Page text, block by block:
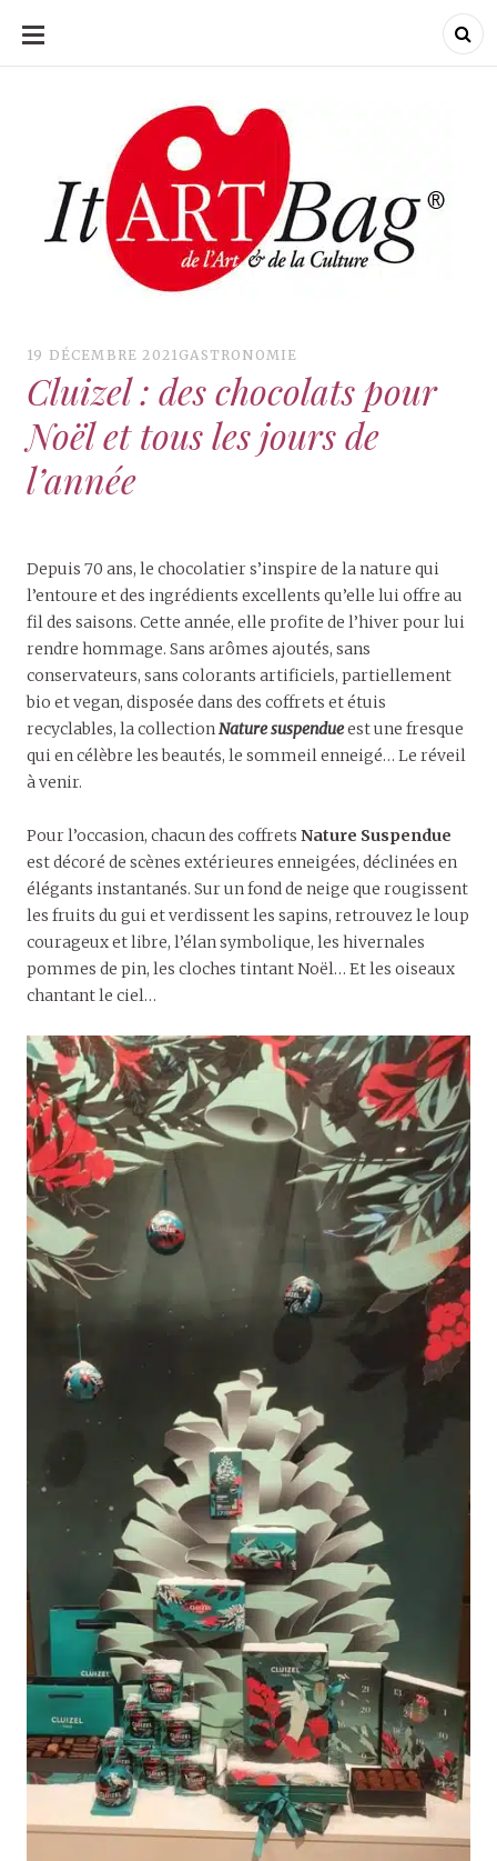
ALLER
CONTENU
ItArtBag
ItArtBag
19 DÉCEMBRE 2021 GASTRONOMIE
Cluizel : des chocolats pour
Noël et tous les jours de
l’année
Depuis 70 ans, le chocolatier s’inspire de la nature qui
l’entoure et des ingrédients excellents qu’elle lui offre au
fil des saisons. Cette année, elle profite de l’hiver pour lui
rendre hommage. Sans arômes ajoutés, sans
conservateurs, sans colorants artificiels, partiellement
bio et vegan, disposée dans des coffrets et étuis
recyclables, la collectionNature suspendueest une fresque
qui en célèbre les beautés, le sommeil enneigé… Le réveil
à venir.
Pour l’occasion, chacun des coffrets Nature Suspendue
est décoré de scènes extérieures enneigées, déclinées en
élégants instantanés. Sur un fond de neige que rougissent
les fruits du gui et verdissent les sapins, retrouvez le loup
courageux et libre, l’élan symbolique, les hivernales
pommes de pin, les cloches tintant Noël… Et les oiseaux
chantant le ciel…